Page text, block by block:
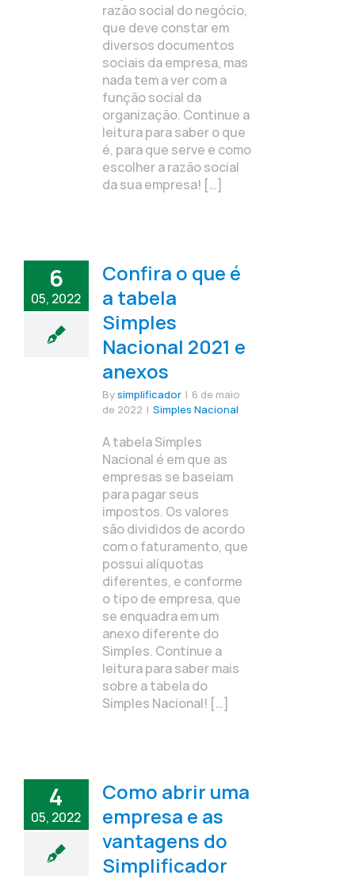
razão social do negócio,
que deve constar em
diversos documentos
sociais da empresa, mas
nada tem a ver com a
função social da
organização. Continue a
leitura para saber o que
é, para que serve e como
escolher a razão social
da sua empresa! […]
6
05, 2022
Confira o que é
a tabela
Simples
Nacional 2021 e
anexos
Bysimplificador | 6 de maio
de 2022 | Simples Nacional
A tabela Simples
Nacional é em que as
empresas se baseiam
para pagar seus
impostos. Os valores
são divididos de acordo
com o faturamento, que
possui alíquotas
diferentes, e conforme
o tipo de empresa, que
se enquadra em um
anexo diferente do
Simples. Continue a
leitura para saber mais
sobre a tabela do
Simples Nacional! […]
4
05, 2022
Como abrir uma
empresa e as
vantagens do
Simplificador